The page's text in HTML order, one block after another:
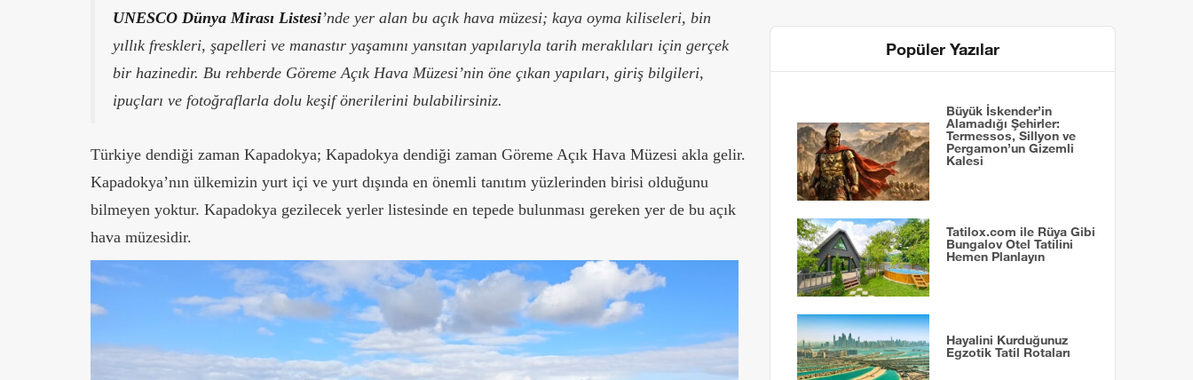
UNESCO Dünya Mirası Listesi’nde yer alan bu açık hava müzesi; kaya oyma kiliseleri, bin
yıllık freskleri, şapelleri ve manastır yaşamını yansıtan yapılarıyla tarih meraklıları için gerçek
bir hazinedir. Bu rehberde Göreme Açık Hava Müzesi’nin öne çıkan yapıları, giriş bilgileri,
ipuçları ve fotoğraflarla dolu keşif önerilerini bulabilirsiniz.
Türkiye dendiği zaman Kapadokya; Kapadokya dendiği zaman Göreme Açık Hava Müzesi akla gelir.
Kapadokya’nın ülkemizin yurt içi ve yurt dışında en önemli tanıtım yüzlerinden birisi olduğunu
bilmeyen yoktur. Kapadokya gezilecek yerler listesinde en tepede bulunması gereken yer de bu açık
hava müzesidir.
Popüler Yazılar
Büyük İskender’in
Alamadığı Şehirler:
Termessos, Sillyon ve
Pergamon’un Gizemli
Kalesi
Tatilox.com ile Rüya Gibi
Bungalov Otel Tatilini
Hemen Planlayın
Hayalini Kurduğunuz
Egzotik Tatil Rotaları